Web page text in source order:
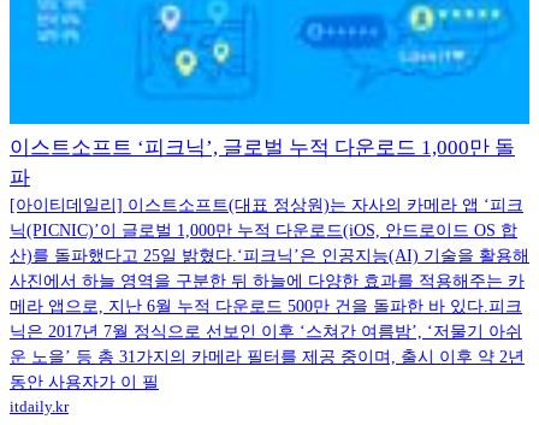
이스트소프트 ‘피크닉’, 글로벌 누적 다운로드 1,000만 돌
파
[아이티데일리] 이스트소프트(대표 정상원)는 자사의 카메라 앱 ‘피크
닉(PICNIC)’이 글로벌 1,000만 누적 다운로드(iOS, 안드로이드 OS 합
산)를 돌파했다고 25일 밝혔다.‘피크닉’은 인공지능(AI) 기술을 활용해
사진에서 하늘 영역을 구분한 뒤 하늘에 다양한 효과를 적용해주는 카
메라 앱으로, 지난 6월 누적 다운로드 500만 건을 돌파한 바 있다.피크
닉은 2017년 7월 정식으로 선보인 이후 ‘스쳐간 여름밤’, ‘저물기 아쉬
운 노을’ 등 총 31가지의 카메라 필터를 제공 중이며, 출시 이후 약 2년
동안 사용자가 이 필
itdaily.kr